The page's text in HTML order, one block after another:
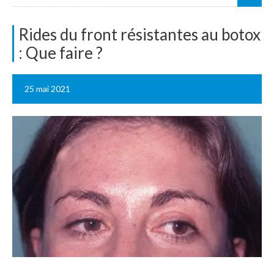
Rides du front résistantes au botox
: Que faire ?
25 mai 2021